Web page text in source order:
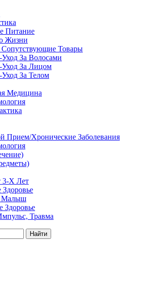
Питание
Жизни
Сопутствующие Товары
Уход За Волосами
Уход За Лицом
Уход За Телом
Медицина
Прием/Хронические Заболевания
3-Х Лет
Здоровье
Малыш
Здоровье
Травма
Найти